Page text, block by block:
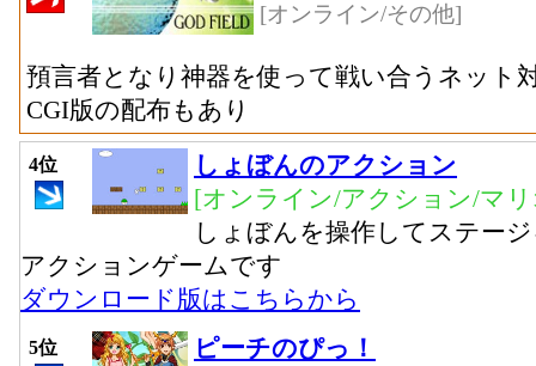
[オンライン/その他]
預言者となり神器を使って戦い合うネット
CGI版の配布もあり
4位
しょぼんのアクション
[オンライン/アクション/マ
しょぼんを操作してステー
アクションゲームです
ダウンロード版はこちらから
5位
ピーチのぴっ！